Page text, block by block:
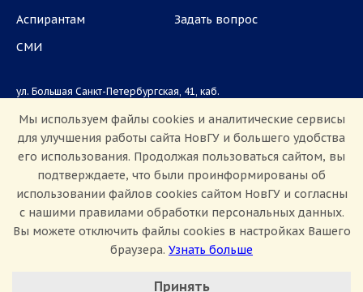
Аспирантам
СМИ
Задать вопрос
ул. Большая Санкт-Петербургская, 41, каб.
Приемная комиссия: +7(8162)33-20-44
Сведения о доходах
Мы используем файлы cookies и аналитические сервисы
для улучшения работы сайта НовГУ и большего удобства
его использования. Продолжая пользоваться сайтом, вы
подтверждаете, что были проинформированы об
использовании файлов cookies сайтом НовГУ и согласны
с нашими правилами обработки персональных данных.
Вы можете отключить файлы cookies в настройках Вашего
браузера. Узнать больше
Принять